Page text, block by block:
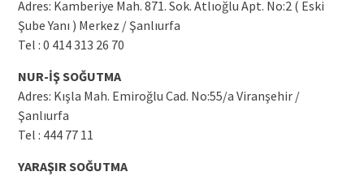
Adres: Kamberiye Mah. 871. Sok. Atlıoğlu Apt. No:2 ( Eski
Şube Yanı ) Merkez / Şanlıurfa
Tel : 0 414 313 26 70
NUR-İŞ SOĞUTMA
Adres: Kışla Mah. Emiroğlu Cad. No:55/a Viranşehir /
Şanlıurfa
Tel : 444 77 11
YARAŞIR SOĞUTMA